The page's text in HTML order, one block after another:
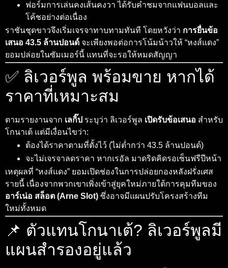
ฟอร์มการเล่นคงเส้นคงวา ได้รับคำชมจากแฟนบอลและ
โค้ชอย่างต่อเนื่อง
ราชันชุดขาวจึงเริ่มเจรจาทาบทามทันที โดยหวังว่า การยื่นข้อ
เสนอ 43.5 ล้านปอนด์ จะเพียงพอต่อการโน้มน้าวให้ “หงส์แดง”
ยอมปล่อยในซัมเมอร์นี้ แทนที่จะรอให้หมดสัญญา
✅ ลิเวอร์พูล พร้อมขาย หากได้
ราคาที่เหมาะสม
ตามรายงานจาก เลกิ๊ป ระบุว่า ลิเวอร์พูล เปิดรับข้อเสนอ สำหรับ
โกนาเต้ แต่มีเงื่อนไขว่า:
ต้องได้ราคาตามที่ตั้งไว้ (ไม่ต่ำกว่า 43.5 ล้านปอนด์)
จะไม่เจรจาลดราคา หากเรอัล มาดริดคิดรอเซ็นฟรีปีหน้า
เหตุผลที่ “หงส์แดง” ยอมเปิดช่องในการปล่อยกองหลังฝรั่งเศส
รายนี้ เนื่องจากพวกเขาเพิ่งเข้าสู่ยุคใหม่ภายใต้การคุมทีมของ
อาร์เน่อ สล็อต (Arne Slot) ซึ่งอาจมีแผนปรับโครงสร้างทีม
ใหม่ทั้งหมด
📌 ตัวแทนโกนาเต้? ลิเวอร์พูลมี
แผนสำรองอยู่แล้ว